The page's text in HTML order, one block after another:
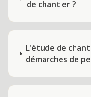
de chantier ?
L'étude de
démarches de